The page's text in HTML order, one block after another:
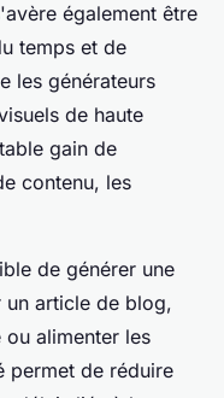
également être
temps et de
les générateurs
de haute
gain de
contenu, les
de générer une
article de blog,
alimenter les
permet de réduire